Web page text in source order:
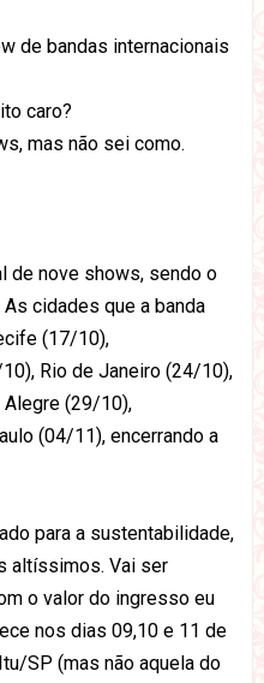
de bandas internacionais
caro?
mas não sei como.
de nove shows, sendo o
cidades que a banda
(17/10),
Rio de Janeiro (24/10),
(29/10),
(04/11), encerrando a
para a sustentabilidade,
altíssimos. Vai ser
o valor do ingresso eu
nos dias 09,10 e 11 de
SP (mas não aquela do